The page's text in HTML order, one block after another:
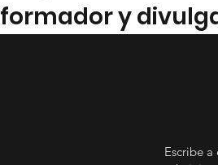
formador y
Escribe